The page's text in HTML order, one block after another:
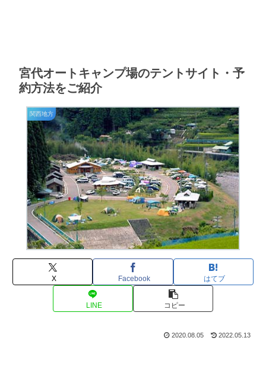
宮代オートキャンプ場のテントサイト・予
約方法をご紹介
関西地方
X Facebook はてブ
LINE コピー
2020.08.05 2022.05.13